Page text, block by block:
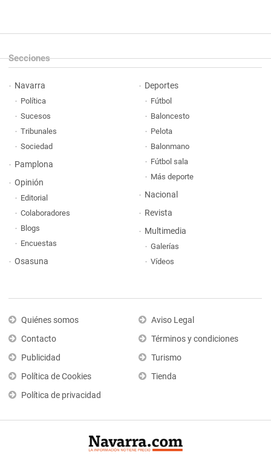
Secciones
Navarra
Política
Sucesos
Tribunales
Sociedad
Pamplona
Opinión
Editorial
Colaboradores
Blogs
Encuestas
Osasuna
Deportes
Fútbol
Baloncesto
Pelota
Balonmano
Fútbol sala
Más deporte
Nacional
Revista
Multimedia
Galerías
Vídeos
Quiénes somos
Contacto
Publicidad
Política de Cookies
Política de privacidad
Aviso Legal
Términos y condiciones
Turismo
Tienda